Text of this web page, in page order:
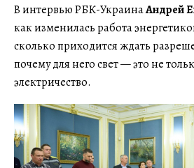
В интервью РБК-УкраинаАндрей
как изменилась работа
сколько приходится ждать
почему для него свет — это не
электричество.